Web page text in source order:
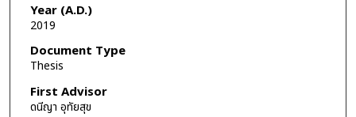
Year (A.D.)
2019
Document Type
Thesis
First Advisor
ดนีญา อุทัยสุข